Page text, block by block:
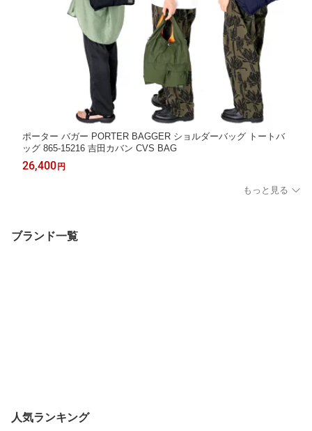
ポーター バガー PORTER BAGGER ショルダーバッグ トートバ
ッグ 865-15216 吉田カバン CVS BAG
26,400 円
もっと見る
ブランド一覧
人気ランキング